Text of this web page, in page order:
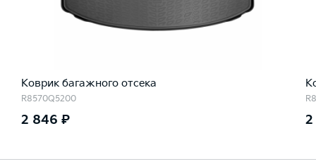
Коврик багажного отсека
R8570Q5200
2 846 ₽ 2